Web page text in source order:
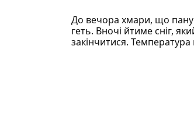
До вечора хмари, що
геть. Вночі йтиме сніг,
закінчитися. Температура